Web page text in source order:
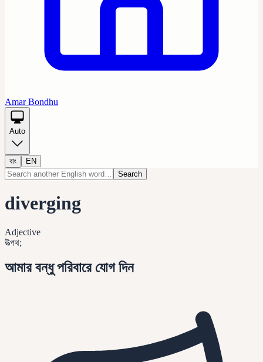
Amar Bondhu
Auto
বাং
EN
Search
diverging
Adjective
উত্পথ;
আমার বন্ধু পরিবারে যোগ দিন